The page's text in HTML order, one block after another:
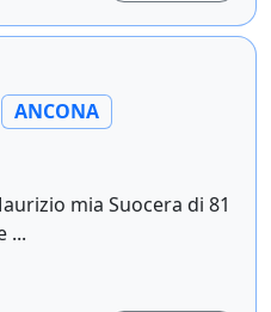
ANCONA
mia Suocera di 81
...